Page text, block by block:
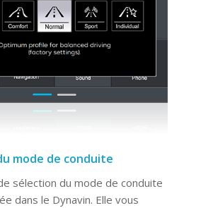
mode de conduite
sélection du mode de conduite
dans le Dynavin. Elle vous